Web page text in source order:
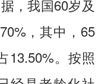
，我国60岁及
，其中，65
13.50%。按照